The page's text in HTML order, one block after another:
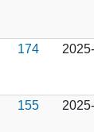
174
155